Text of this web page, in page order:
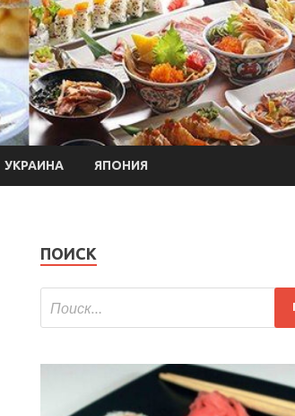
УКРАИНА ЯПОНИЯ
ПОИСК